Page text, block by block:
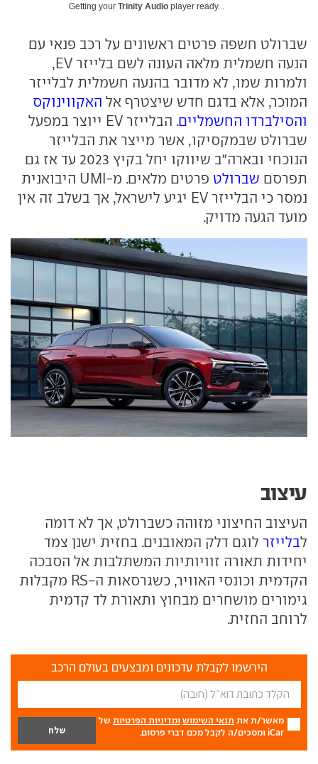
Getting your Trinity Audio player ready...
שברולט חשפה פרטים ראשונים על רכב פנאי עם
הנעה חשמלית מלאה העונה לשם בלייזר EV,
ולמרות שמו, לא מדובר בהנעה חשמלית לבלייזר
המוכר, אלא בדגם חדש שיצטרף אל האקווינוקס
והסילברדו החשמליים
. הבלייזר EV ייוצר במפעל
שברולט שבמקסיקו, אשר מייצר את הבלייזר
הנוכחי ובארה"ב שיווקו יחל בקיץ 2023 עד אז גם
תפרסם שברולט
פרטים מלאים. מ-UMI היבואנית
נמסר כי הבלייזר EV יגיע לישראל, אך בשלב זה אין
מועד הגעה מדויק.
עיצוב
העיצוב החיצוני מזוהה כשברולט, אך לא דומה
לבלייזר לוגם דלק המאובנים. בחזית ישנן צמד
יחידות תאורה זוויותיות המשתלבות אל הסבכה
הקדמית וכונסי האוויר, כשגרסאות ה-RS מקבלות
גימורים מושחרים מבחוץ ותאורת לד קדמית
לרוחב החזית.
הירשמו לקבלת עדכונים ומבצעים בעולם הרכב
מאשר/ת את תנאי השימוש ומדיניות הפרטיות של
iCar ומסכים/ה לקבל מכם דברי פרסום.